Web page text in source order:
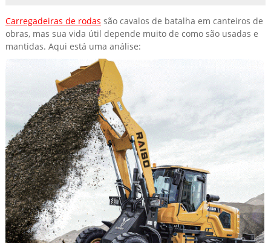
Carregadeiras de rodas são cavalos de batalha em canteiros de
obras, mas sua vida útil depende muito de como são usadas e
mantidas. Aqui está uma análise: